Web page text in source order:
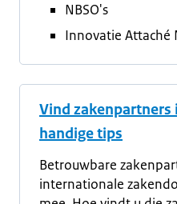
NBSO's
Innovatie Attaché
Vind
handige tips
Betrouwbare
internationale